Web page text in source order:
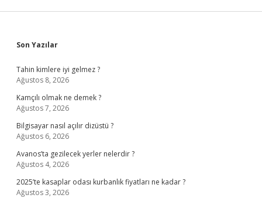
Sidebar
Son Yazılar
Tahin kimlere iyi gelmez ?
Ağustos 8, 2026
Kamçılı olmak ne demek ?
Ağustos 7, 2026
Bilgisayar nasıl açılır dizüstü ?
Ağustos 6, 2026
Avanos’ta gezilecek yerler nelerdir ?
Ağustos 4, 2026
2025’te kasaplar odası kurbanlık fiyatları ne kadar ?
Ağustos 3, 2026